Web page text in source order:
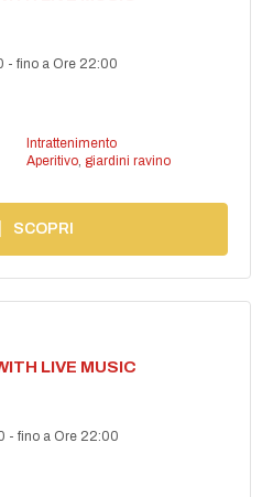
-fino a Ore 22:00
Intrattenimento
Aperitivo, giardini ravino
SCOPRI
LIVE MUSIC
-fino a Ore 22:00